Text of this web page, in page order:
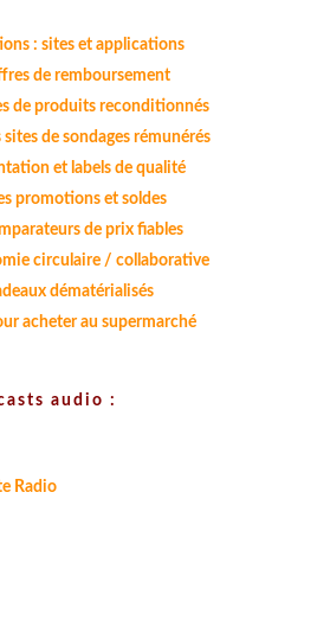
: sites et applications
de remboursement
de produits reconditionnés
sites de sondages rémunérés
et labels de qualité
promotions et soldes
de prix fiables
circulaire / collaborative
dématérialisés
acheter au supermarché
audio :
Radio